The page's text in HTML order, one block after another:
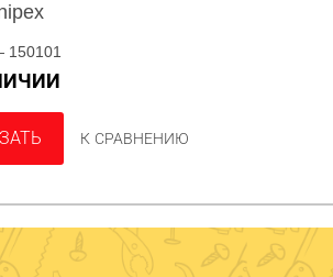
150101
К СРАВНЕНИЮ